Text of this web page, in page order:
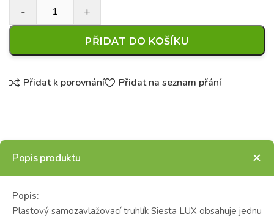
PŘIDAT DO KOŠÍKU
Přidat k porovnání Přidat na seznam přání
Popis produktu
Popis:
Plastový samozavlažovací truhlík Siesta LUX obsahuje jednu